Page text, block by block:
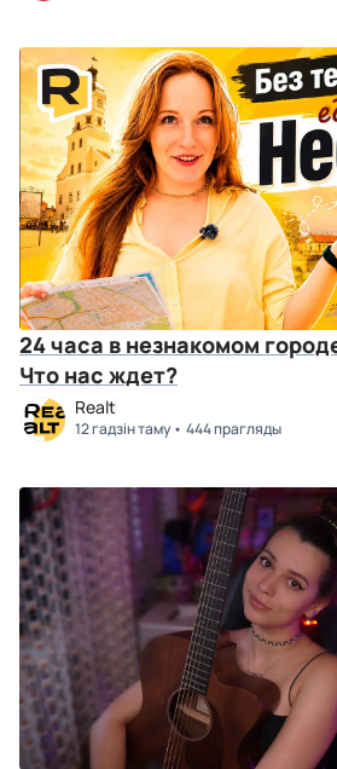
24 часа в незнакомом
Что нас ждет?
Realt
12 гадзін таму 444 прагляды